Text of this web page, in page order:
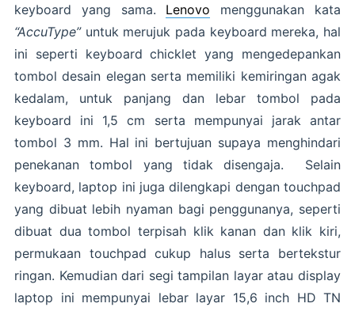
keyboard yang sama. Lenovo menggunakan kata
“AccuType” untuk merujuk pada keyboard mereka, hal
ini seperti keyboard chicklet yang mengedepankan
tombol desain elegan serta memiliki kemiringan agak
kedalam, untuk panjang dan lebar tombol pada
keyboard ini 1,5 cm serta mempunyai jarak antar
tombol 3 mm. Hal ini bertujuan supaya menghindari
penekanan tombol yang tidak disengaja. Selain
keyboard, laptop ini juga dilengkapi dengan touchpad
yang dibuat lebih nyaman bagi penggunanya, seperti
dibuat dua tombol terpisah klik kanan dan klik kiri,
permukaan touchpad cukup halus serta bertekstur
ringan. Kemudian dari segi tampilan layar atau display
laptop ini mempunyai lebar layar 15,6 inch HD TN